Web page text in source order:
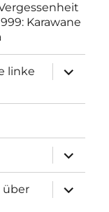
Karawane
linke
anzeigen
anzeigen
über
anzeigen